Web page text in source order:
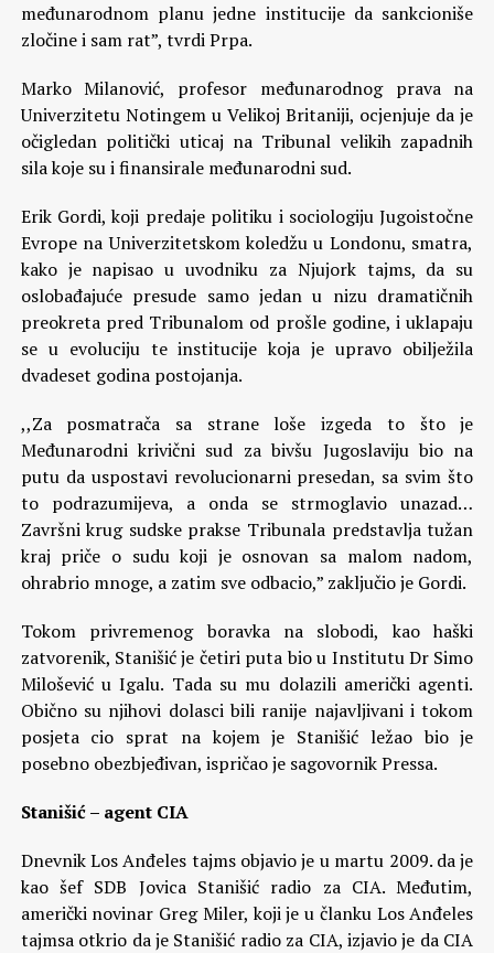
međunarodnom planu jedne institucije da sankcioniše
zločine i sam rat”, tvrdi Prpa.
Marko Milanović, profesor međunarodnog prava na
Univerzitetu Notingem u Velikoj Britaniji, ocjenjuje da je
očigledan politički uticaj na Tribunal velikih zapadnih
sila koje su i finansirale međunarodni sud.
Erik Gordi, koji predaje politiku i sociologiju Jugoistočne
Evrope na Univerzitetskom koledžu u Londonu, smatra,
kako je napisao u uvodniku za Njujork tajms, da su
oslobađajuće presude samo jedan u nizu dramatičnih
preokreta pred Tribunalom od prošle godine, i uklapaju
se u evoluciju te institucije koja je upravo obilježila
dvadeset godina postojanja.
,,Za posmatrača sa strane loše izgeda to što je
Međunarodni krivični sud za bivšu Jugoslaviju bio na
putu da uspostavi revolucionarni presedan, sa svim što
to podrazumijeva, a onda se strmoglavio unazad…
Završni krug sudske prakse Tribunala predstavlja tužan
kraj priče o sudu koji je osnovan sa malom nadom,
ohrabrio mnoge, a zatim sve odbacio,” zaključio je Gordi.
Tokom privremenog boravka na slobodi, kao haški
zatvorenik, Stanišić je četiri puta bio u Institutu Dr Simo
Milošević u Igalu. Tada su mu dolazili američki agenti.
Obično su njihovi dolasci bili ranije najavljivani i tokom
posjeta cio sprat na kojem je Stanišić ležao bio je
posebno obezbjeđivan, ispričao je sagovornik Pressa.
Stanišić – agent CIA
Dnevnik Los Anđeles tajms objavio je u martu 2009. da je
kao šef SDB Jovica Stanišić radio za CIA. Međutim,
američki novinar Greg Miler, koji je u članku Los Anđeles
tajmsa otkrio da je Stanišić radio za CIA, izjavio je da CIA